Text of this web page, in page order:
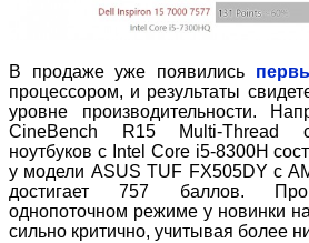
В продаже уже появились
процессором, и результаты
уровне производительности.
CineBench R15 Multi-Thread
ноутбуков с Intel Core i5-8300H
у модели ASUS TUF FX505DY с
достигает 757 баллов.
однопоточном режиме у новинки
сильно критично, учитывая более